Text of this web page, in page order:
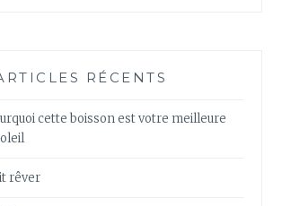
RÉCENTS
cette boisson est votre meilleure
rêver